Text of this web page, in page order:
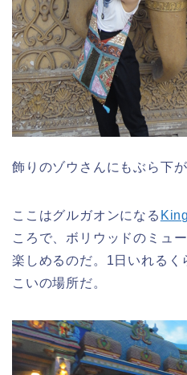
飾りのゾウさんにもぶら下が
ここはグルガオンになる
ころで、ボリウッドのミュ
楽しめるのだ。1日いれるく
こいの場所だ。